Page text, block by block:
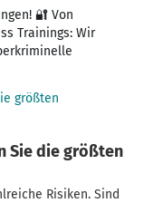
🔐 Von
Trainings: Wir
Sie die größten
Risiken. Sind